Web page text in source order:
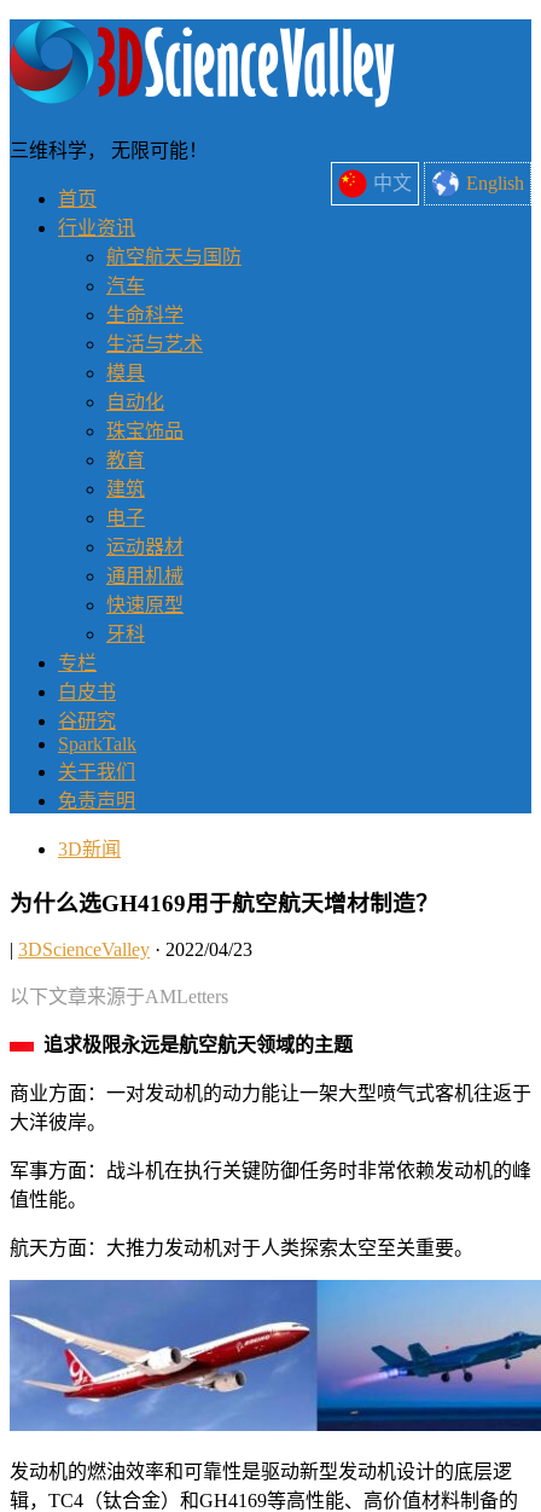
中文 English
三维科学， 无限可能！
首页
行业资讯
航空航天与国防
汽车
生命科学
生活与艺术
模具
自动化
珠宝饰品
教育
建筑
电子
运动器材
通用机械
快速原型
牙科
专栏
白皮书
谷研究
SparkTalk
关于我们
免责声明
3D新闻
为什么选GH4169用于航空航天增材制造？
| 3DScienceValley · 2022/04/23
以下文章来源于AMLetters
追求极限永远是航空航天领域的主题
商业方面：一对发动机的动力能让一架大型喷气式客机往返于
大洋彼岸。
军事方面：战斗机在执行关键防御任务时非常依赖发动机的峰
值性能。
航天方面：大推力发动机对于人类探索太空至关重要。
发动机的燃油效率和可靠性是驱动新型发动机设计的底层逻
辑，TC4（钛合金）和GH4169等高性能、高价值材料制备的